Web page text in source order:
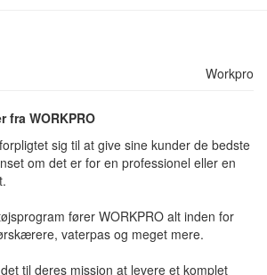
WORKPRO
sig til at give sine kunder de bedste
om det er for en professionel eller en
fører WORKPRO alt inden for
vaterpas og meget mere.
til deres mission at levere et komplet